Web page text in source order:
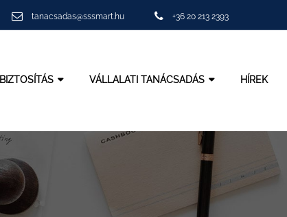
tanacsadas@sssmart.hu +36 20 213 2393
BIZTOSÍTÁS VÁLLALATI TANÁCSADÁS HÍREK